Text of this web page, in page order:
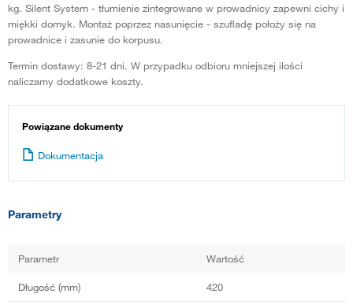
kg. Silent System - tłumienie zintegrowane w prowadnicy zapewni cichy i
miękki domyk. Montaż poprzez nasunięcie - szufladę położy się na
prowadnice i zasunie do korpusu.
Termin dostawy: 8-21 dni. W przypadku odbioru mniejszej ilości
naliczamy dodatkowe koszty.
Powiązane dokumenty
Dokumentacja
Parametry
Parametr Wartość
Długość (mm) 420